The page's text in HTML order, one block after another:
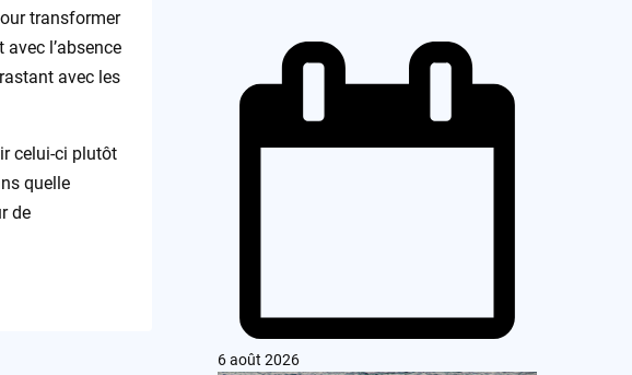
transformer
l’absence
avec les
celui-ci plutôt
quelle
de
6 août 2026